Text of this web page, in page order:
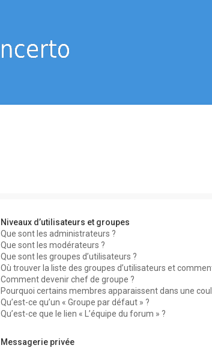
Niveaux d’utilisateurs et groupes
Que sont les administrateurs ?
Que sont les modérateurs ?
Que sont les groupes d’utilisateurs ?
Où trouver la liste des groupes d’utilisateurs et
Comment devenir chef de groupe ?
Pourquoi certains membres apparaissent dans une
Qu’est-ce qu’un « Groupe par défaut » ?
Qu’est-ce que le lien « L’équipe du forum » ?
Messagerie privée